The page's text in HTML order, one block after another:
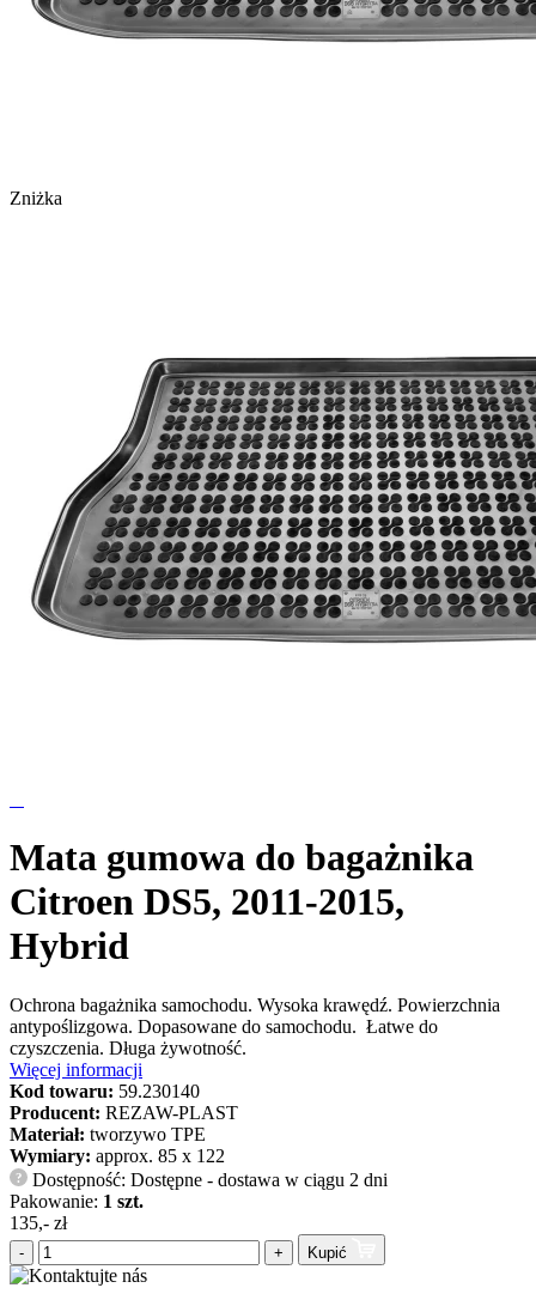
Zniżka
Mata gumowa do bagażnika
Citroen DS5, 2011-2015,
Hybrid
Ochrona bagażnika samochodu. Wysoka krawędź. Powierzchnia
antypoślizgowa. Dopasowane do samochodu. Łatwe do
czyszczenia. Długa żywotność.
Więcej informacji
Kod towaru: 59.230140
Producent: REZAW-PLAST
Materiał: tworzywo TPE
Wymiary: approx. 85 x 122
?
Dostępność: Dostępne - dostawa w ciągu 2 dni
Pakowanie: 1 szt.
135,- zł
- + Kupić